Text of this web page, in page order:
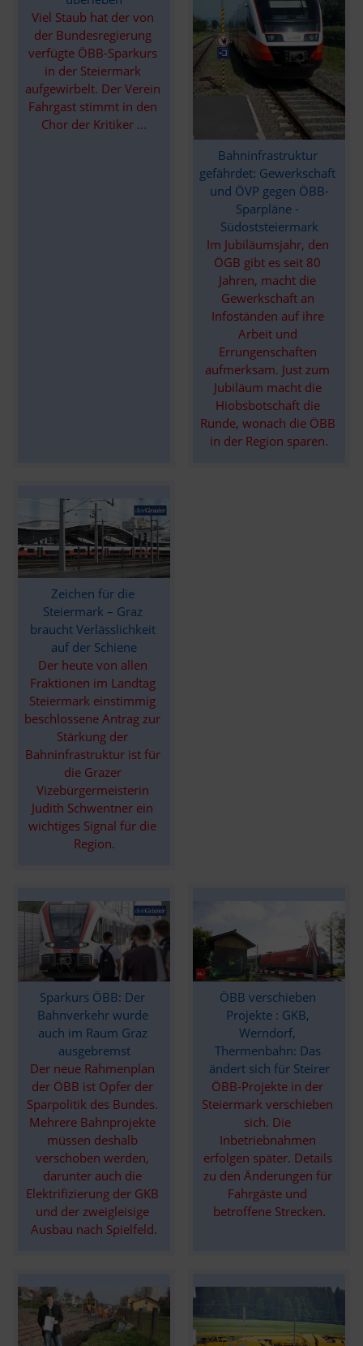
Viel Staub hat der von
der Bundesregierung
verfügte ÖBB-Sparkurs
in der Steiermark
aufgewirbelt. Der Verein
Fahrgast stimmt in den
Chor der Kritiker ...
Bahninfrastruktur
gefährdet: Gewerkschaft
und ÖVP gegen ÖBB-
Sparpläne -
Südoststeiermark
Im Jubiläumsjahr, den
ÖGB gibt es seit 80
Jahren, macht die
Gewerkschaft an
Infoständen auf ihre
Arbeit und
Errungenschaften
aufmerksam. Just zum
Jubiläum macht die
Hiobsbotschaft die
Runde, wonach die ÖBB
in der Region sparen.
Zeichen für die
Steiermark – Graz
braucht Verlässlichkeit
auf der Schiene
Der heute von allen
Fraktionen im Landtag
Steiermark einstimmig
beschlossene Antrag zur
Stärkung der
Bahninfrastruktur ist für
die Grazer
Vizebürgermeisterin
Judith Schwentner ein
wichtiges Signal für die
Region.
Sparkurs ÖBB: Der
Bahnverkehr wurde
auch im Raum Graz
ausgebremst
Der neue Rahmenplan
der ÖBB ist Opfer der
Sparpolitik des Bundes.
Mehrere Bahnprojekte
müssen deshalb
verschoben werden,
darunter auch die
Elektrifizierung der GKB
und der zweigleisige
Ausbau nach Spielfeld.
ÖBB verschieben
Projekte : GKB,
Werndorf,
Thermenbahn: Das
ändert sich für Steirer
ÖBB-Projekte in der
Steiermark verschieben
sich. Die
Inbetriebnahmen
erfolgen später. Details
zu den Änderungen für
Fahrgäste und
betroffene Strecken.